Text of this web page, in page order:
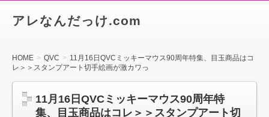
アレなんだっけ.com
HOME QVC
11月16日QVCミッキーマウス90周年特集、目玉商品はコ
レ＞＞スタンプアート切手絵画が激カワっ
11月16日QVCミッキーマウス90周年特
集、目玉商品はコレ＞＞スタンプアート切